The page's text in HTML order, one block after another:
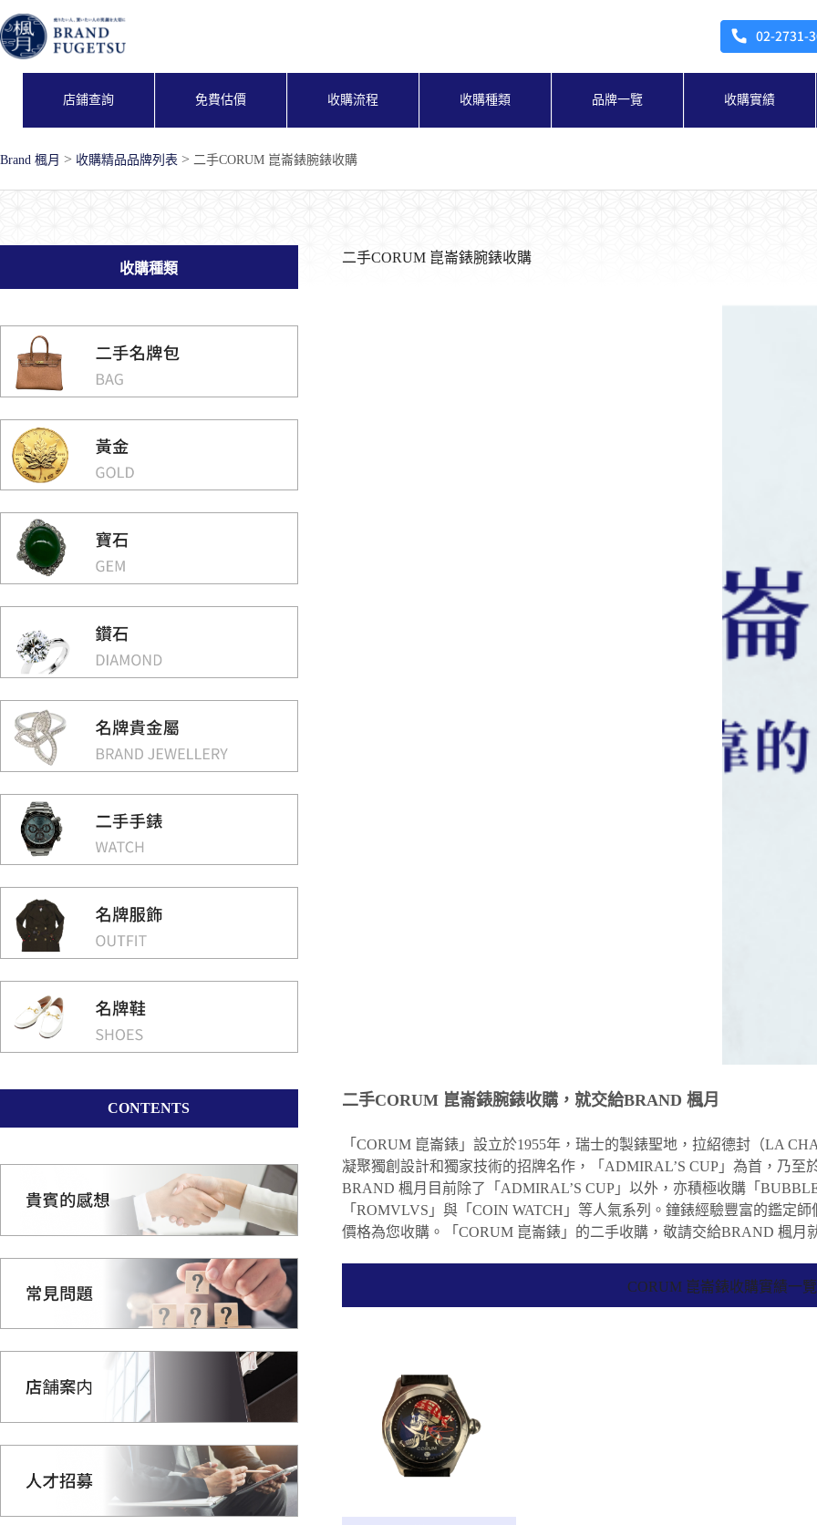
至
主
店鋪查詢 免費估價 收購流程 收購種類 品牌一覽 收購實績
Brand 楓月 > 收購精品品牌列表 > 二手CORUM 崑崙錶腕錶收購
二手CORUM 崑崙錶腕錶收購
二手CORUM 崑崙錶腕錶收購，就交給BRAND 楓月
「CORUM 崑崙錶」設立於1955年，瑞士的製錶聖地，拉紹德封（LA
凝聚獨創設計和獨家技術的招牌名作，「ADMIRAL’S CUP」為首，乃至
BRAND 楓月目前除了「ADMIRAL’S CUP」以外，亦積極收購「
「ROMVLVS」與「COIN WATCH」等人氣系列。鐘錶經驗豐富的鑑定
價格為您收購。「CORUM 崑崙錶」的二手收購，敬請交給BRAND 楓月
CORUM 崑崙錶收購實績一覽
收購種類
CONTENTS